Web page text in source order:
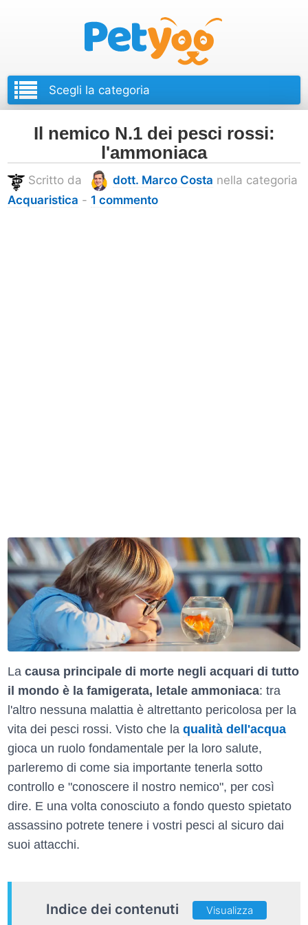
Il nemico N.1 dei pesci rossi:
l'ammoniaca
Scritto da dott. Marco Costa nella categoria
Acquaristica - 1 commento
La causa principale di morte negli acquari di tutto
il mondo è la famigerata, letale ammoniaca: tra
l'altro nessuna malattia è altrettanto pericolosa per la
vita dei pesci rossi. Visto che la qualità dell'acqua
gioca un ruolo fondamentale per la loro salute,
parleremo di come sia importante tenerla sotto
controllo e "conoscere il nostro nemico", per così
dire. E una volta conosciuto a fondo questo spietato
assassino potrete tenere i vostri pesci al sicuro dai
suoi attacchi.
Indice dei contenuti Visualizza